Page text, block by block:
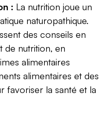
: La nutrition joue un
naturopathique.
des conseils en
de nutrition, en
alimentaires
alimentaires et des
favoriser la santé et la